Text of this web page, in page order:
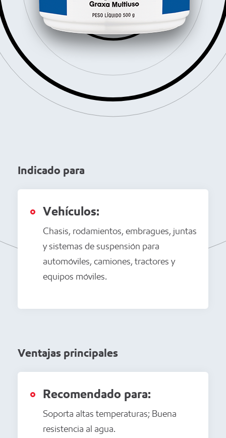
Indicado para
Vehículos:
Chasis, rodamientos, embragues, juntas
y sistemas de suspensión para
automóviles, camiones, tractores y
equipos móviles.
Ventajas principales
Recomendado para:
Soporta altas temperaturas; Buena
resistencia al agua.